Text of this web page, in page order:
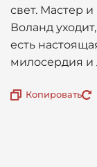
свет. Мастер
Воланд
есть
милосердия и
Копировать